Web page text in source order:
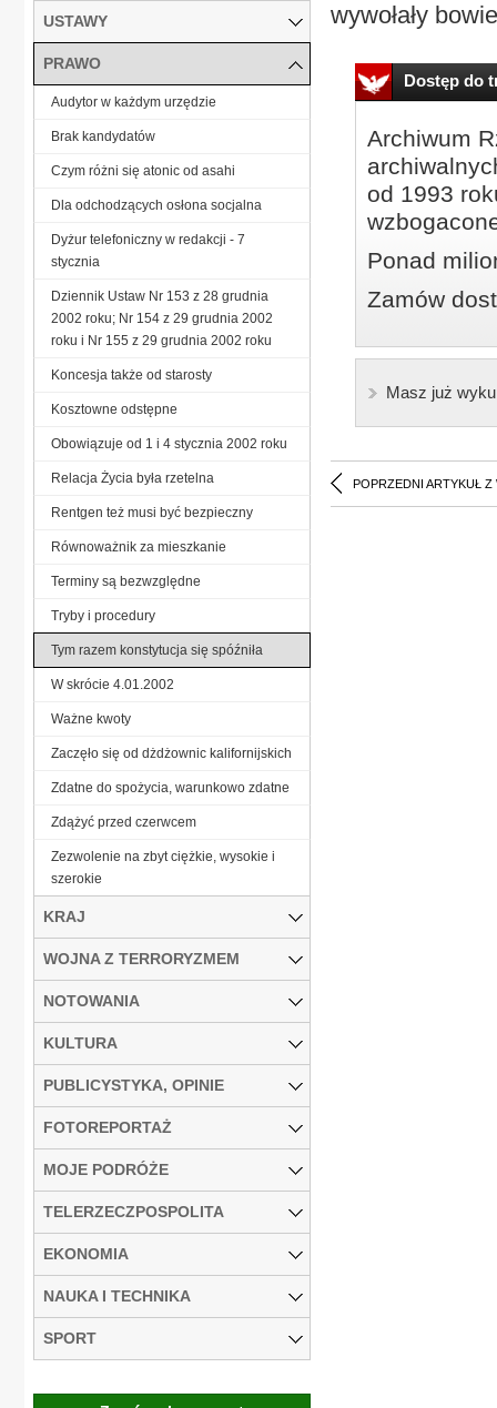
wywołały
Dostęp do
Archiwum
od 1993
Ponad
Zamów
Masz już
POPRZEDNI ARTYKUŁ Z
USTAWY
PRAWO
Audytor w każdym urzędzie
Brak kandydatów
Czym różni się atonic od asahi
Dla odchodzących osłona socjalna
Dyżur telefoniczny w redakcji - 7
stycznia
Dziennik Ustaw Nr 153 z 28 grudnia
2002 roku; Nr 154 z 29 grudnia 2002
roku i Nr 155 z 29 grudnia 2002 roku
Koncesja także od starosty
Kosztowne odstępne
Obowiązuje od 1 i 4 stycznia 2002 roku
Relacja Życia była rzetelna
Rentgen też musi być bezpieczny
Równoważnik za mieszkanie
Terminy są bezwzględne
Tryby i procedury
Tym razem konstytucja się spóźniła
W skrócie 4.01.2002
Ważne kwoty
Zaczęło się od dżdżownic kalifornijskich
Zdatne do spożycia, warunkowo zdatne
Zdążyć przed czerwcem
Zezwolenie na zbyt ciężkie, wysokie i
szerokie
KRAJ
WOJNA Z TERRORYZMEM
NOTOWANIA
KULTURA
PUBLICYSTYKA, OPINIE
FOTOREPORTAŻ
MOJE PODRÓŻE
TELERZECZPOSPOLITA
EKONOMIA
NAUKA I TECHNIKA
SPORT